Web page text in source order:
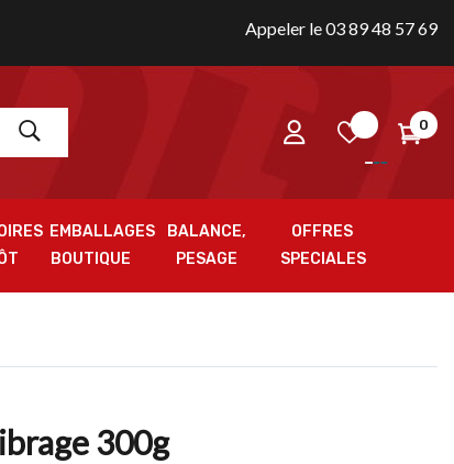
Appeler le 03 89 48 57 69
0
EMBALLAGES
BOUTIQUE
BALANCE,
PESAGE
OFFRES
SPECIALES
300g